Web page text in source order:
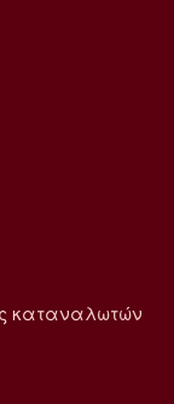
καταναλωτών